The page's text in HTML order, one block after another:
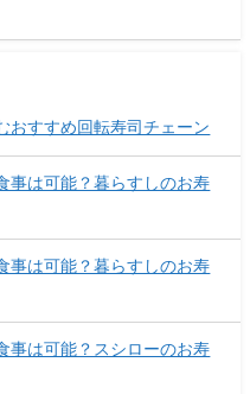
おすすめ回転寿司チェーン
事は可能？暮らすしのお寿
事は可能？暮らすしのお寿
事は可能？スシローのお寿